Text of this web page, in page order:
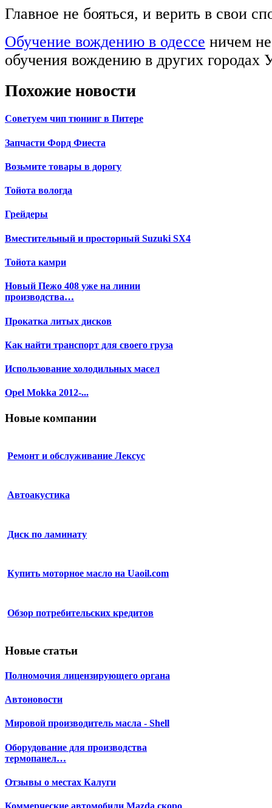
Главное не бояться, и верить в свои
Обучение вождению в одессе ничем
обучения вождению в других городах
Похожие новости
Советуем чип тюнинг в Питере
Запчасти Форд Фиеста
Возьмите товары в дорогу
Тойота вологда
Грейдеры
Вместительный и просторный Suzuki SX4
Тойота камри
Новый Пежо 408 уже на линии
производства…
Прокатка литых дисков
Как найти транспорт для своего груза
Использование холодильных масел
Opel Mokka 2012-...
Новые компании
Ремонт и обслуживание Лексус
Автоакустика
Диск по ламинату
Купить моторное масло на Uaoil.com
Обзор потребительских кредитов
Новые статьи
Полномочия лицензирующего органа
Автоновости
Мировой производитель масла - Shell
Оборудование для производства
термопанел…
Отзывы о местах Калуги